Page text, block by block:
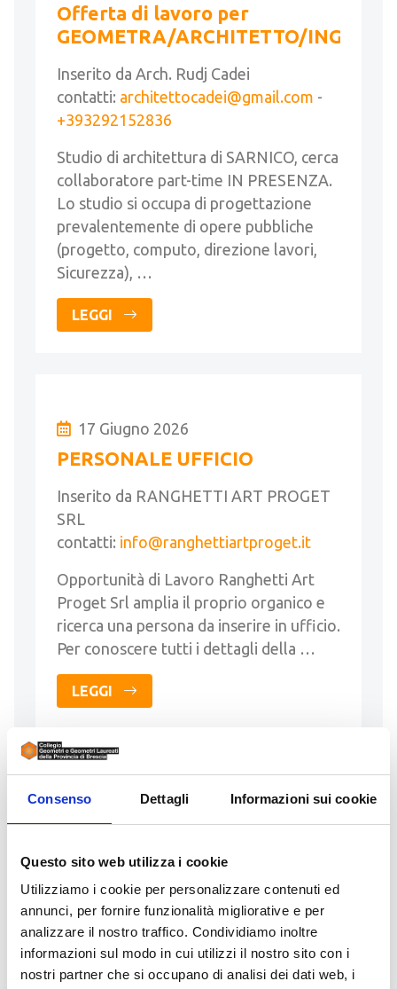
Consenso Dettagli Informazioni sui cookie
Questo sito web utilizza i cookie
Utilizziamo i cookie per personalizzare contenuti ed
annunci, per fornire funzionalità migliorative e per
analizzare il nostro traffico. Condividiamo inoltre
informazioni sul modo in cui utilizzi il nostro sito con i
nostri partner che si occupano di analisi dei dati web, i
Offerta di lavoro per
GEOMETRA/ARCHITETTO/
Inserito da Arch. Rudj Cadei
contatti: architettocadei@gmail.com -
+393292152836
Studio di architettura di SARNICO, cerca
collaboratore part-time IN PRESENZA.
Lo studio si occupa di progettazione
prevalentemente di opere pubbliche
(progetto, computo, direzione lavori,
Sicurezza), …
LEGGI
17 Giugno 2026
PERSONALE UFFICIO
Inserito da RANGHETTI ART PROGET
SRL
contatti: info@ranghettiartproget.it
Opportunità di Lavoro Ranghetti Art
Proget Srl amplia il proprio organico e
ricerca una persona da inserire in ufficio.
Per conoscere tutti i dettagli della …
LEGGI
16 Giugno 2026
PRESSO STUDIO TECNICO
Inserito da MICHELE GEOMETRA
MUTTI
contatti:geometramutti@gmail.com-